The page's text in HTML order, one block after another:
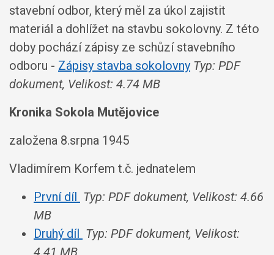
stavební odbor, který měl za úkol zajistit
materiál a dohlížet na stavbu sokolovny. Z této
doby pochází zápisy ze schůzí stavebního
odboru - Zápisy stavba sokolovny Typ: PDF
dokument, Velikost: 4.74 MB
Kronika Sokola Mutějovice
založena 8.srpna 1945
Vladimírem Korfem t.č. jednatelem
První díl Typ: PDF dokument, Velikost: 4.66
MB
Druhý díl Typ: PDF dokument, Velikost:
4.41 MB